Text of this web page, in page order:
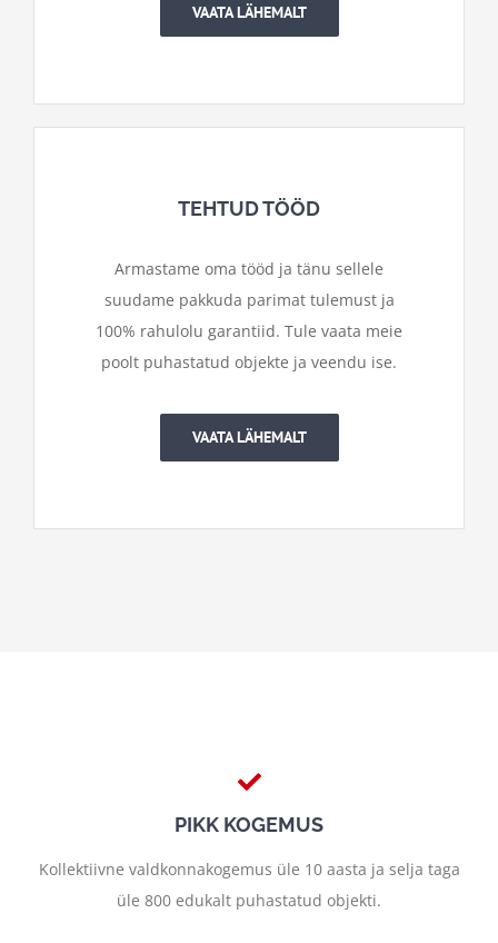
VAATA LÄHEMALT
TEHTUD TÖÖD
Armastame oma tööd ja tänu sellele
suudame pakkuda parimat tulemust ja
100% rahulolu garantiid. Tule vaata meie
poolt puhastatud objekte ja veendu ise.
VAATA LÄHEMALT
PIKK KOGEMUS
Kollektiivne valdkonnakogemus üle 10 aasta ja selja taga
üle 800 edukalt puhastatud objekti.